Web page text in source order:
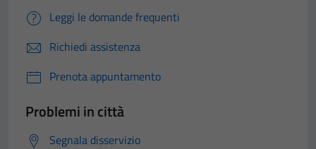
Leggi le domande frequenti
Richiedi assistenza
Prenota appuntamento
Problemi in città
Segnala disservizio